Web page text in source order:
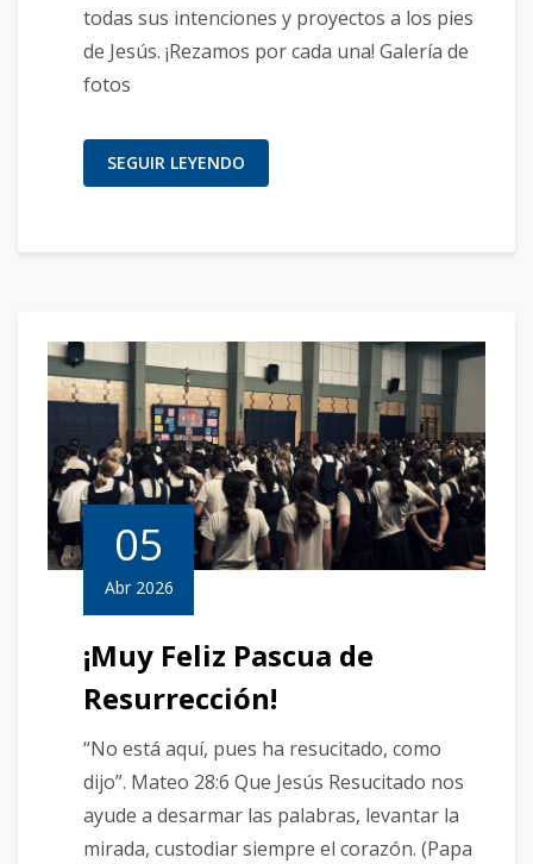
todas sus intenciones y proyectos a los pies
de Jesús. ¡Rezamos por cada una! Galería de
fotos
SEGUIR LEYENDO
05
Abr 2026
¡Muy Feliz Pascua de
Resurrección!
“No está aquí, pues ha resucitado, como
dijo”. Mateo 28:6 Que Jesús Resucitado nos
ayude a desarmar las palabras, levantar la
mirada, custodiar siempre el corazón. (Papa